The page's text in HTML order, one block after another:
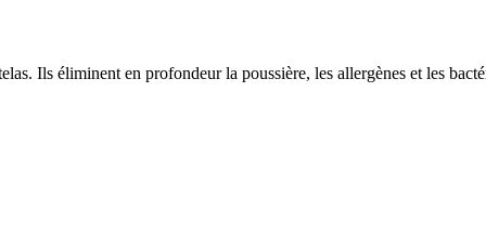
Ils éliminent en profondeur la poussière, les allergènes et les